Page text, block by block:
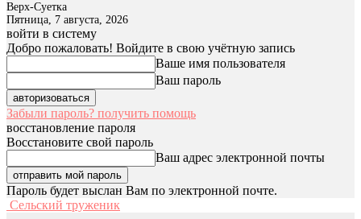
Верх-Суетка
Пятница, 7 августа, 2026
войти в систему
Добро пожаловать! Войдите в свою учётную запись
Ваше имя пользователя
Ваш пароль
Забыли пароль? получить помощь
восстановление пароля
Восстановите свой пароль
Ваш адрес электронной почты
Пароль будет выслан Вам по электронной почте.
Сельский труженик